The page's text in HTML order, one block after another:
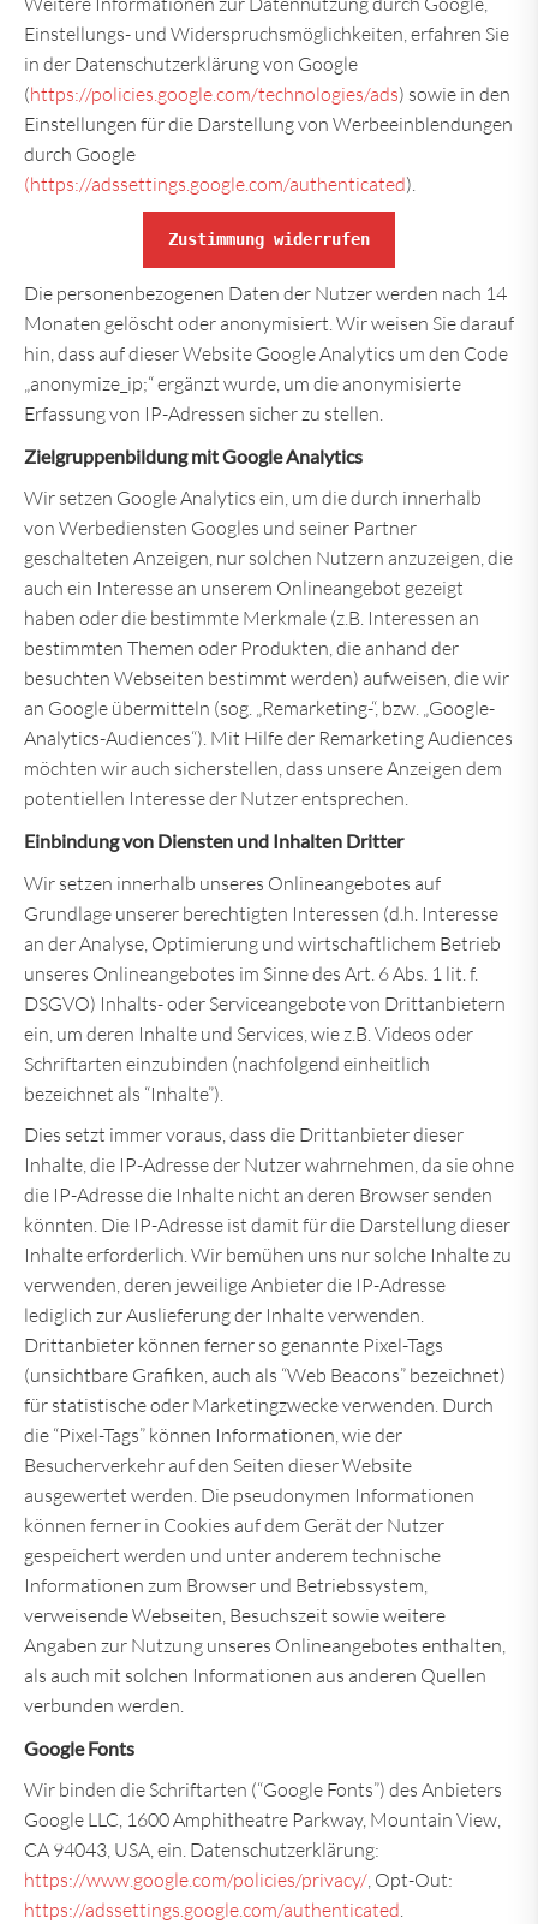
Einstellungs- und Widerspruchsmöglichkeiten, erfahren Sie
in der Datenschutzerklärung von Google
(https://policies.google.com/technologies/ads) sowie in den
Einstellungen für die Darstellung von Werbeeinblendungen
durch Google
(https://adssettings.google.com/authenticated).
Zustimmung widerrufen
Die personenbezogenen Daten der Nutzer werden nach 14
Monaten gelöscht oder anonymisiert. Wir weisen Sie darauf
hin, dass auf dieser Website Google Analytics um den Code
„anonymize_ip;“ ergänzt wurde, um die anonymisierte
Erfassung von IP-Adressen sicher zu stellen.
Zielgruppenbildung mit Google Analytics
Wir setzen Google Analytics ein, um die durch innerhalb
von Werbediensten Googles und seiner Partner
geschalteten Anzeigen, nur solchen Nutzern anzuzeigen, die
auch ein Interesse an unserem Onlineangebot gezeigt
haben oder die bestimmte Merkmale (z.B. Interessen an
bestimmten Themen oder Produkten, die anhand der
besuchten Webseiten bestimmt werden) aufweisen, die wir
an Google übermitteln (sog. „Remarketing-“, bzw. „Google-
Analytics-Audiences“). Mit Hilfe der Remarketing Audiences
möchten wir auch sicherstellen, dass unsere Anzeigen dem
potentiellen Interesse der Nutzer entsprechen.
Einbindung von Diensten und Inhalten Dritter
Wir setzen innerhalb unseres Onlineangebotes auf
Grundlage unserer berechtigten Interessen (d.h. Interesse
an der Analyse, Optimierung und wirtschaftlichem Betrieb
unseres Onlineangebotes im Sinne des Art. 6 Abs. 1 lit. f.
DSGVO) Inhalts- oder Serviceangebote von Drittanbietern
ein, um deren Inhalte und Services, wie z.B. Videos oder
Schriftarten einzubinden (nachfolgend einheitlich
bezeichnet als “Inhalte”).
Dies setzt immer voraus, dass die Drittanbieter dieser
Inhalte, die IP-Adresse der Nutzer wahrnehmen, da sie ohne
die IP-Adresse die Inhalte nicht an deren Browser senden
könnten. Die IP-Adresse ist damit für die Darstellung dieser
Inhalte erforderlich. Wir bemühen uns nur solche Inhalte zu
verwenden, deren jeweilige Anbieter die IP-Adresse
lediglich zur Auslieferung der Inhalte verwenden.
Drittanbieter können ferner so genannte Pixel-Tags
(unsichtbare Grafiken, auch als “Web Beacons” bezeichnet)
für statistische oder Marketingzwecke verwenden. Durch
die “Pixel-Tags” können Informationen, wie der
Besucherverkehr auf den Seiten dieser Website
ausgewertet werden. Die pseudonymen Informationen
können ferner in Cookies auf dem Gerät der Nutzer
gespeichert werden und unter anderem technische
Informationen zum Browser und Betriebssystem,
verweisende Webseiten, Besuchszeit sowie weitere
Angaben zur Nutzung unseres Onlineangebotes enthalten,
als auch mit solchen Informationen aus anderen Quellen
verbunden werden.
Google Fonts
Wir binden die Schriftarten (“Google Fonts”) des Anbieters
Google LLC, 1600 Amphitheatre Parkway, Mountain View,
CA 94043, USA, ein. Datenschutzerklärung:
https://www.google.com/policies/privacy/, Opt-Out:
https://adssettings.google.com/authenticated.